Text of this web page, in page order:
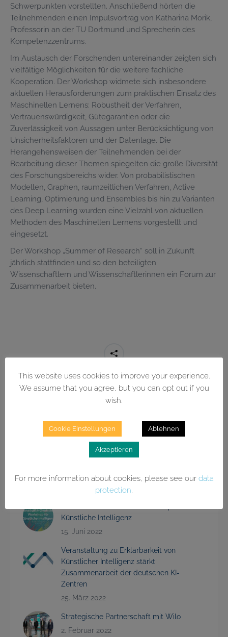
Schwerpunkten vorstellten. Anschließend hörten die
Teilnehmenden einen Impulsvortrag von Katharina Morik,
Professorin an der TU Dortmund und Sprecherin des
Kompetenzzentrums.
Im Austausch der Forschenden untereinander zeigten sich
vielfältige Möglichkeiten für die weitere fachliche
Kooperation. Der Workshop widmete sich insbesondere
aktuellen Herausforderungen zum praktischen Einsatz des
Maschinellen Lernens: Robustheit der Verfahren,
Vertrauenswürdigkeit, Gütegarantien oder die
Zuverlässigkeit von Aussagen unter Berücksichtigung von
Unsicherheitsfaktoren und der Datenlage. Die
Herangehensweisen der Teilnehmenden bei der
Bearbeitung dieser Themen spiegelten die große Diversität
des Forschungsbereichs wider. Von probabilistischen
Modellen, Graphen, raumzeitlichen Verfahren, Active
Learning, Optimierung und Ensembles bis hin zu Varianten
des Deep Learning wurden eine Vielzahl von aktuellen
Methoden des Maschinellen Lernens vorgestellt und
eingesetzt.
Der Workshop „Summer of Research“ soll in Zukunft
jährlich stattfinden und so den beteiligten
Wissenschaftlern und Wissenschaftlerinnen ein Forum zur
Zusammenarbeit bieten.
Teilen
Aktuelles
Kompetenzzentrum ML2R wird zum
und Künstliche Intelligenz
1. Juli 2022
Künstliche Intelligenz
15. Juni 2022
Veranstaltung zu Erklärbarkeit von
Künstlicher Intelligenz stärkt
Zusammenarbeit der deutschen KI-
Zentren
25. März 2022
Strategische Partnerschaft mit Wilo
2. Februar 2022
This website uses cookies to improve your experience.
We assume that you agree, but you can opt out if you
wish.
Cookie Einstellungen Ablehnen
Akzeptieren
For more information about cookies, please see our data
protection.